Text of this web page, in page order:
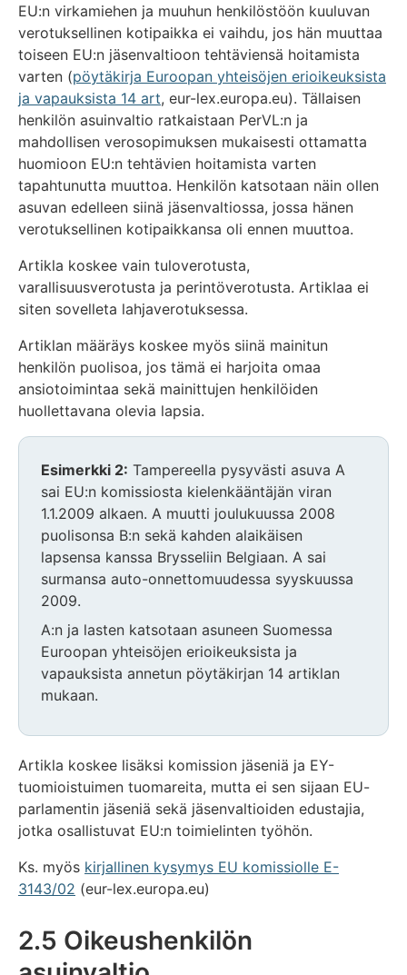
EU:n virkamiehen ja muuhun henkilöstöön kuuluvan
verotuksellinen kotipaikka ei vaihdu, jos hän muuttaa
toiseen EU:n jäsenvaltioon tehtäviensä hoitamista
varten (pöytäkirja Euroopan yhteisöjen erioikeuksista
ja vapauksista 14 art, eur-lex.europa.eu). Tällaisen
henkilön asuinvaltio ratkaistaan PerVL:n ja
mahdollisen verosopimuksen mukaisesti ottamatta
huomioon EU:n tehtävien hoitamista varten
tapahtunutta muuttoa. Henkilön katsotaan näin ollen
asuvan edelleen siinä jäsenvaltiossa, jossa hänen
verotuksellinen kotipaikkansa oli ennen muuttoa.
Artikla koskee vain tuloverotusta,
varallisuusverotusta ja perintöverotusta. Artiklaa ei
siten sovelleta lahjaverotuksessa.
Artiklan määräys koskee myös siinä mainitun
henkilön puolisoa, jos tämä ei harjoita omaa
ansiotoimintaa sekä mainittujen henkilöiden
huollettavana olevia lapsia.
Esimerkki 2: Tampereella pysyvästi asuva A
sai EU:n komissiosta kielenkääntäjän viran
1.1.2009 alkaen. A muutti joulukuussa 2008
puolisonsa B:n sekä kahden alaikäisen
lapsensa kanssa Brysseliin Belgiaan. A sai
surmansa auto-onnettomuudessa syyskuussa
2009.
A:n ja lasten katsotaan asuneen Suomessa
Euroopan yhteisöjen erioikeuksista ja
vapauksista annetun pöytäkirjan 14 artiklan
mukaan.
Artikla koskee lisäksi komission jäseniä ja EY-
tuomioistuimen tuomareita, mutta ei sen sijaan EU-
parlamentin jäseniä sekä jäsenvaltioiden edustajia,
jotka osallistuvat EU:n toimielinten työhön.
Ks. myös kirjallinen kysymys EU komissiolle E-
3143/02 (eur-lex.europa.eu)
2.5 Oikeushenkilön